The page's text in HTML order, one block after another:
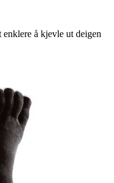
å kjevle ut deigen